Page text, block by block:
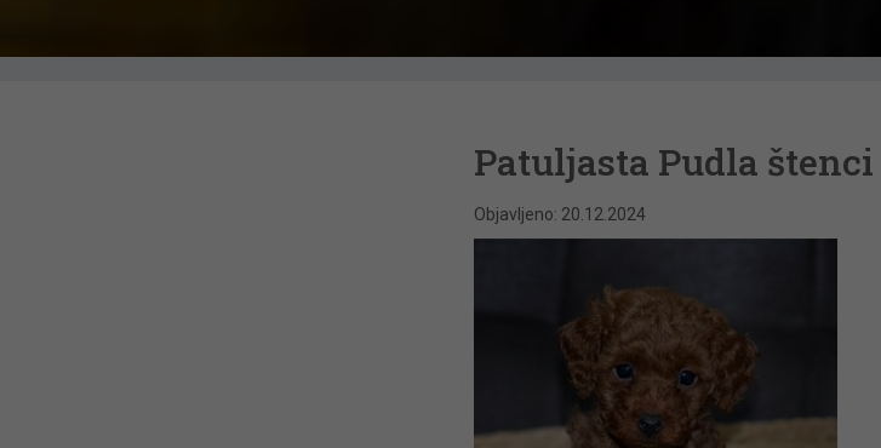
Patuljasta Pudla štenci
Objavljeno: 20.12.2024